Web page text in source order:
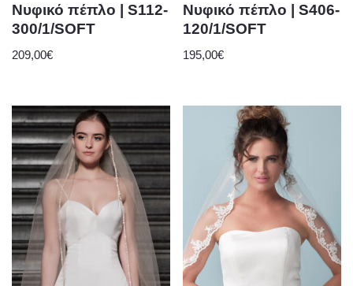
Νυφικό πέπλο | S112-
300/1/SOFT
209,00€
Νυφικό πέπλο | S406-
120/1/SOFT
195,00€